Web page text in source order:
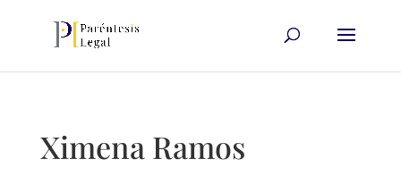
Ximena Ramos